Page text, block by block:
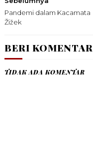
Pandemi dalam Kacamata
Žižek
BERI KOMENTAR
TIDAK ADA KOMENTAR